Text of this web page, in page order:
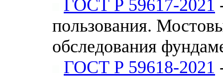
ГОСТ Р 59617-2021
пользования.
обследования
ГОСТ Р 59618-2021